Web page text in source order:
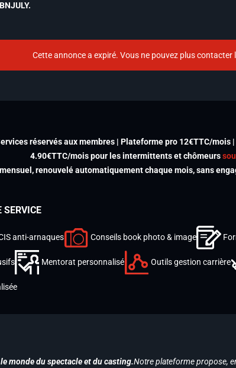
Cette annonce a expiré. Vous ne pouvez plus contacter
réservés aux membres | Plateforme pro 12€TTC/mois |
4.90€TTC/mois pour les intermittents et chômeurs
renouvelé automatiquement chaque mois, sans
SERVICE
anti-arnaques Conseils book photo & image
Mentorat personnalisé Outils gestion carrière
monde du spectacle et du casting.Notre plateforme propose,